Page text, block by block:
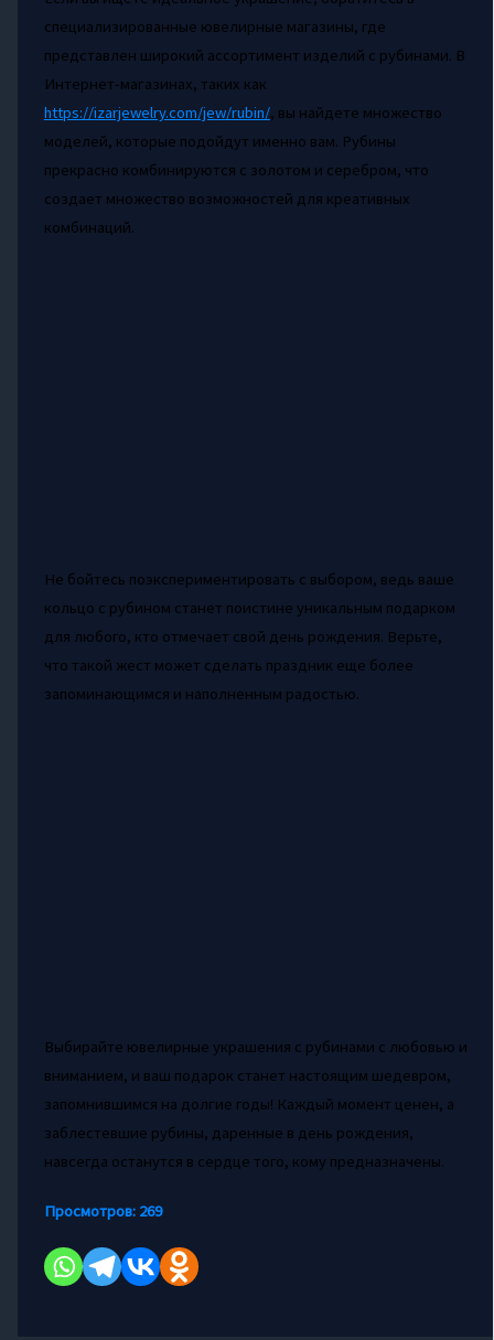
специализированные ювелирные магазины, где
представлен широкий ассортимент изделий с рубинами. В
Интернет-магазинах, таких как
https://izarjewelry.com/jew/rubin/, вы найдете множество
моделей, которые подойдут именно вам. Рубины
прекрасно комбинируются с золотом и серебром, что
создает множество возможностей для креативных
комбинаций.
Не бойтесь поэкспериментировать с выбором, ведь ваше
кольцо с рубином станет поистине уникальным подарком
для любого, кто отмечает свой день рождения. Верьте,
что такой жест может сделать праздник еще более
запоминающимся и наполненным радостью.
Выбирайте ювелирные украшения с рубинами с любовью и
вниманием, и ваш подарок станет настоящим шедевром,
запомнившимся на долгие годы! Каждый момент ценен, а
заблестевшие рубины, даренные в день рождения,
навсегда останутся в сердце того, кому предназначены.
Просмотров: 269